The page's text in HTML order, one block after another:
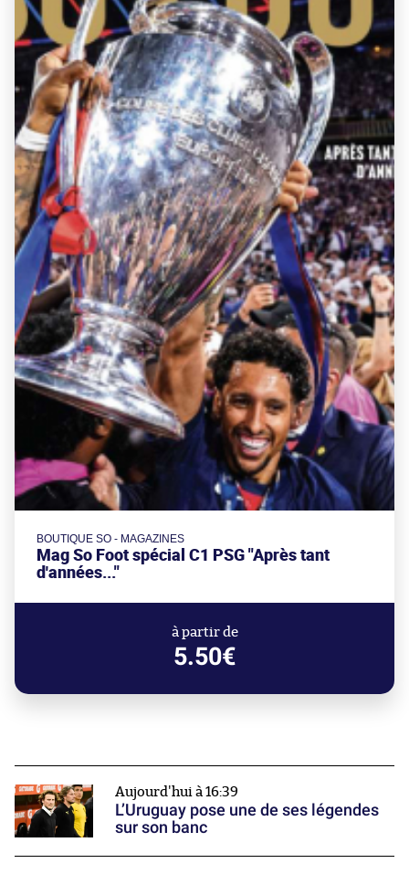
BOUTIQUE SO - MAGAZINES
Mag So Foot spécial C1 PSG "Après tant
d'années..."
à partir de
5.50€
Aujourd'hui à 16:39
L’Uruguay pose une de ses légendes
sur son banc